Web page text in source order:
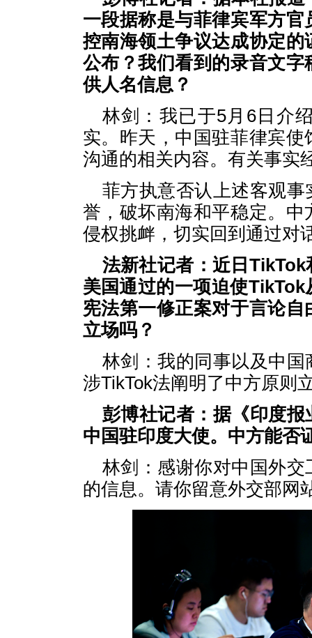
一段据称是与菲律宾军方
控南海领土争议达成协定
公布？我们看到的录音文
供人名信息？
林剑：我已于5月6日介
实。昨天，中国驻菲律宾
沟通的相关内容。有关事实
菲方执意否认上述客观
誉，破坏南海和平稳定。
侵权挑衅，切实回到通过对
法新社记者：近日
美国通过的一项迫使
宪法第一修正案对于言论
立场吗？
林剑：我的同事以及中
涉TikTok法阐明了中方原则
彭博社记者：据《印度
中国驻印度大使。中方能否
林剑：感谢你对中国外
的信息。请你留意外交部网